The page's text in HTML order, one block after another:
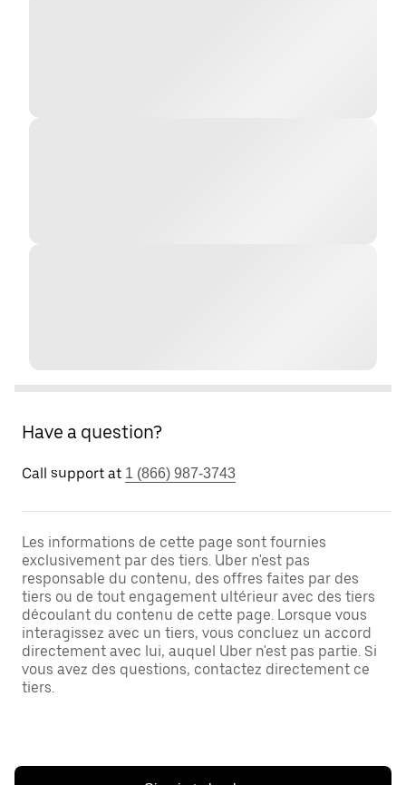
Have a question?
Call support at 1 (866) 987-3743
Les informations de cette page sont fournies
exclusivement par des tiers. Uber n'est pas
responsable du contenu, des offres faites par des
tiers ou de tout engagement ultérieur avec des tiers
découlant du contenu de cette page. Lorsque vous
interagissez avec un tiers, vous concluez un accord
directement avec lui, auquel Uber n'est pas partie. Si
vous avez des questions, contactez directement ce
tiers.